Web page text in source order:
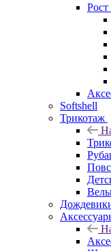
Рост
Softshell
Трикотаж